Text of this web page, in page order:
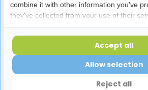
Productomschrijving
Reviews
Laatst bekeken producten
combine it with other information you've
they've collected from your use of their
Reject all
Allow selection
Accept all